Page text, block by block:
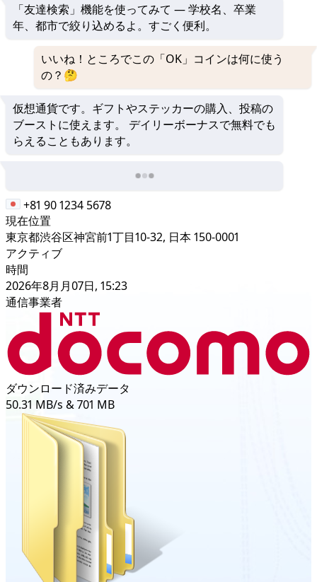
「友達検索」機能を使ってみて — 学校名、卒業
年、都市で絞り込めるよ。すごく便利。
いいね！ところでこの「OK」コインは何に使う
の？🤔
仮想通貨です。ギフトやステッカーの購入、投稿の
ブーストに使えます。 デイリーボーナスで無料でも
らえることもあります。
+81 90 1234 5678
現在位置
東京都渋谷区神宮前1丁目10-32, 日本 150-0001
アクティブ
時間
2026年8月月07日, 15:23
通信事業者
ダウンロード済みデータ
50.31 MB/s & 701 MB